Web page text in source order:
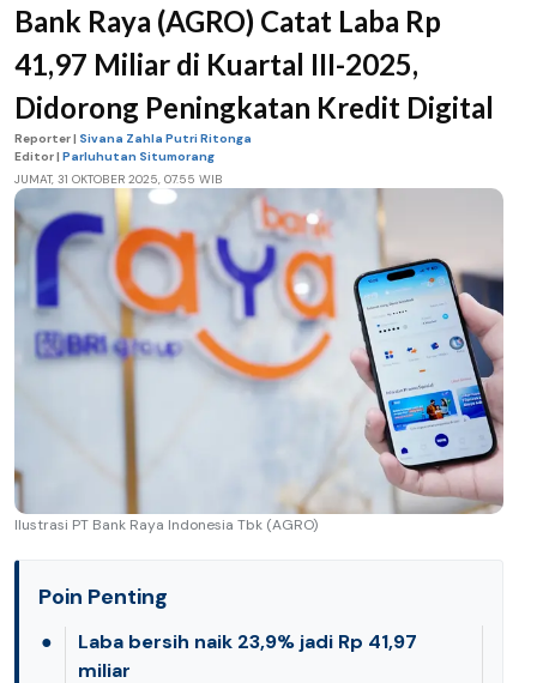
Bank Raya (AGRO) Catat Laba Rp
41,97 Miliar di Kuartal III-2025,
Didorong Peningkatan Kredit Digital
Reporter | Sivana Zahla Putri Ritonga
Editor | Parluhutan Situmorang
JUMAT, 31 OKTOBER 2025, 07.55 WIB
Ilustrasi PT Bank Raya Indonesia Tbk (AGRO)
Poin Penting
●
Laba bersih naik 23,9% jadi Rp 41,97
miliar